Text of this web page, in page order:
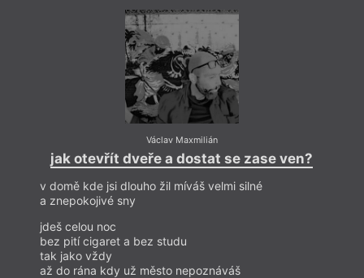
Václav Maxmilián
jak otevřít dveře a dostat se zase ven?
v domě kde jsi dlouho žil míváš velmi silné
a znepokojivé sny
jdeš celou noc
bez pití cigaret a bez studu
tak jako vždy
až do rána kdy už město nepoznáváš